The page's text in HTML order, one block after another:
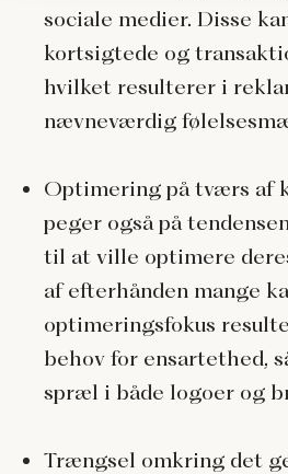
sociale medier. Disse
kortsigtede og
hvilket resulterer i
nævneværdig
Optimering på tværs af
peger også på
til at ville optimere
af efterhånden mange
optimeringsfokus
behov for ensartethed,
spræl i både logoer og
Trængsel omkring det